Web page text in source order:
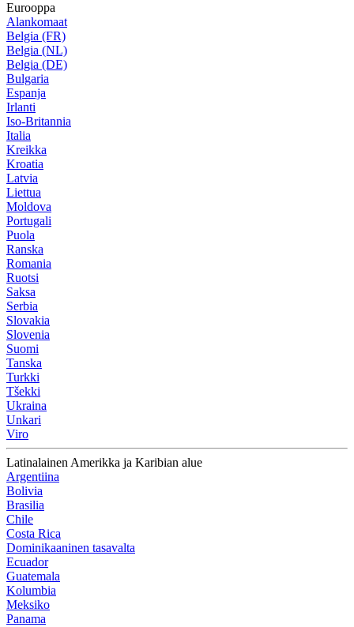
Eurooppa
Alankomaat
Belgia (FR)
Belgia (NL)
Belgia (DE)
Bulgaria
Espanja
Irlanti
Iso-Britannia
Italia
Kreikka
Kroatia
Latvia
Liettua
Moldova
Portugali
Puola
Ranska
Romania
Ruotsi
Saksa
Serbia
Slovakia
Slovenia
Suomi
Tanska
Turkki
Tšekki
Ukraina
Unkari
Viro
Latinalainen Amerikka ja Karibian alue
Argentiina
Bolivia
Brasilia
Chile
Costa Rica
Dominikaaninen tasavalta
Ecuador
Guatemala
Kolumbia
Meksiko
Panama